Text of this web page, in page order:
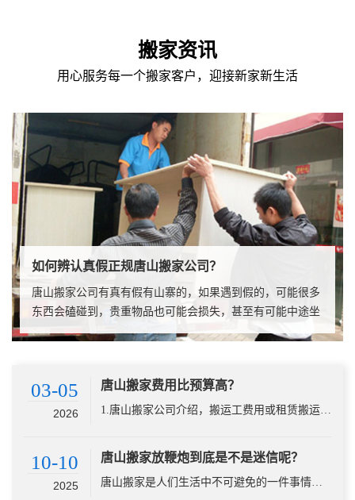
搬家资讯
用心服务每一个搬家客户，迎接新家新生活
如何辨认真假正规唐山搬家公司？
唐山搬家公司有真有假有山寨的，如果遇到假的，可能很多
东西会磕碰到，贵重物品也可能会损失，甚至有可能中途坐
地起价。因此，搬家公司经验将会告诉大家怎么正确辨认真
03-05
2026
唐山搬家费用比预算高？
10-10
2025
唐山搬家放鞭炮到底是不是迷信呢？